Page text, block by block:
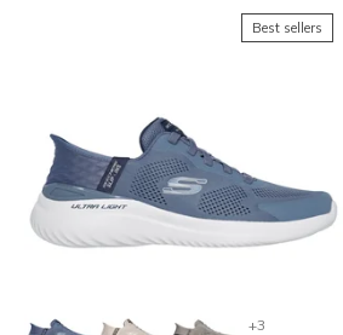
Best sellers
+3